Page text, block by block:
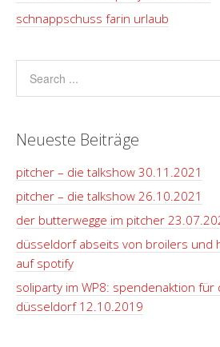
schnappschuss farin urlaub
Neueste Beiträge
pitcher – die talkshow 30.11.2021
pitcher – die talkshow 26.10.2021
der butterwegge im pitcher
düsseldorf abseits von broilers und
auf spotify
soliparty im WP8: spendenaktion
düsseldorf 12.10.2019